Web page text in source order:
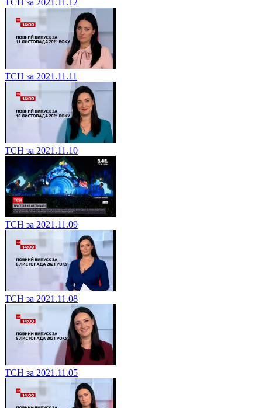
ТСН за 2021.11.11
ТСН за 2021.11.10
ТСН за 2021.11.09
ТСН за 2021.11.08
ТСН за 2021.11.05